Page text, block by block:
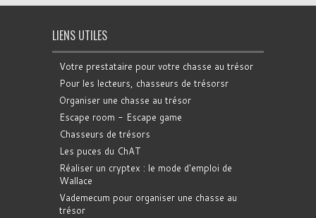
LIENS UTILES
Votre prestataire pour votre chasse au trésor
Pour les lecteurs, chasseurs de trésorsr
Organiser une chasse au trésor
Escape room - Escape game
Chasseurs de trésors
Les puces du ChAT
Réaliser un cryptex : le mode d'emploi de
Wallace
Vademecum pour organiser une chasse au
trésor